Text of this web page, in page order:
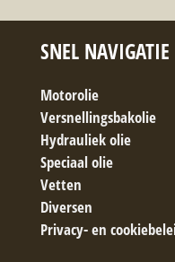
SNEL NAVIGATIE
Motorolie
Versnellingsbakolie
Hydrauliek olie
Speciaal olie
Vetten
Diversen
Privacy- en